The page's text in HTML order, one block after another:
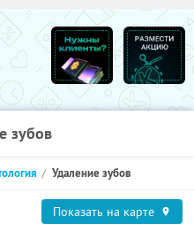
зубов
Удаление зубов
Показать на карте